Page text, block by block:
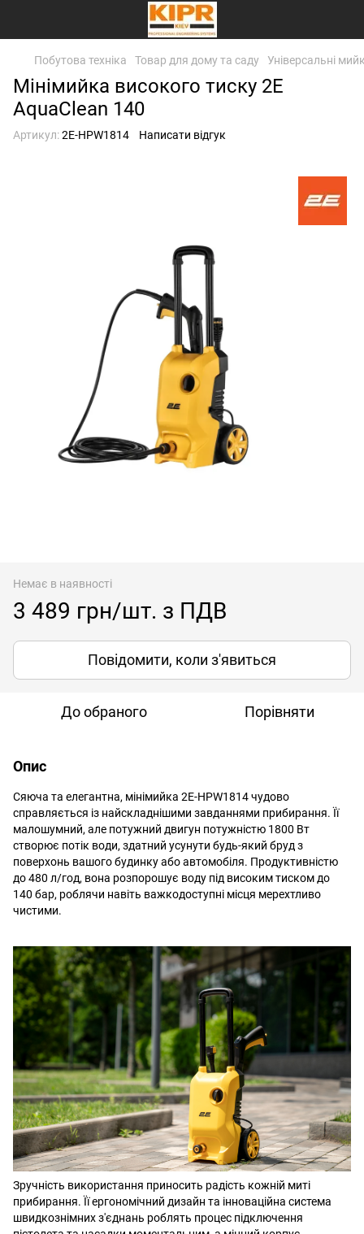
Побутова техніка Товар для дому та саду Універсальні
Мінімийка високого тиску 2E
AquaClean 140
Артикул:2E-HPW1814 Написати відгук
Немає в наявності
3 489 грн/шт. з ПДВ
Повідомити, коли з'явиться
До обраного Порівняти
Опис
Сяюча та елегантна, мінімийка 2E-HPW1814 чудово
справляється із найскладнішими завданнями прибирання. Її
малошумний, але потужний двигун потужністю 1800 Вт
створює потік води, здатний усунути будь-який бруд з
поверхонь вашого будинку або автомобіля. Продуктивністю
до 480 л/год, вона розпорошує воду під високим тиском до
140 бар, роблячи навіть важкодоступні місця мерехтливо
чистими.
Зручність використання приносить радість кожній миті
прибирання. Її ергономічний дизайн та інноваційна система
швидкознімних з'єднань роблять процес підключення